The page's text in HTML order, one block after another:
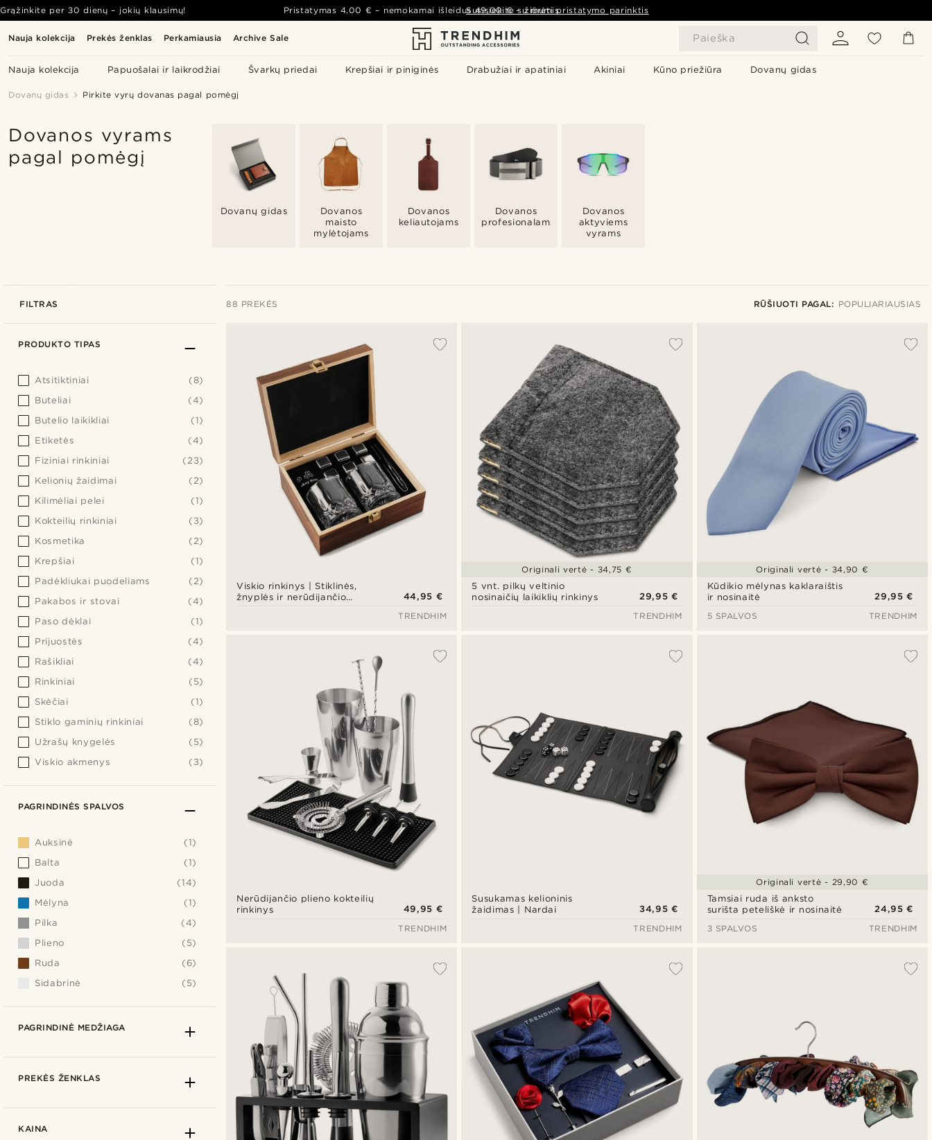
Nauja kolekcija Prekės ženklas Perkamiausia Archive Sale Paieška
Nauja kolekcija Papuošalai ir laikrodžiai Švarkų priedai Krepšiai ir piniginės Drabužiai ir apatiniai Akiniai Kūno priežiūra Dovanų gidas
Grąžinkite per 30 dienų – jokių klausimų! Pristatymas 4,00 € – nemokamai išleidus49,00 € – žiūrėti pristatymo parinktis
Susisiekite su mumis
Dovanų gidas Pirkite vyrų dovanas pagal pomėgį
Dovanos vyrams
pagal pomėgį
Dovanų gidas
Dovanos
maisto
mylėtojams
Dovanos
keliautojams
Dovanos
profesionalams
Dovanos
aktyviems
vyrams
FILTRAS 88 PREKĖS RŪŠIUOTI PAGAL: POPULIARIAUSIAS
Pigiausia
Brangiausia
Viskio rinkinys | Stiklinės,
žnyplės ir nerūdijančio
44,95 €
TRENDHIM
5 vnt. pilkų veltinio
nosinaičių laikiklių rinkinys
29,95 €
Originali vertė - 34,75 €
TRENDHIM
Kūdikio mėlynas kaklaraištis
ir nosinaitė
29,95 €
Originali vertė - 34,90 €
5 SPALVOS TRENDHIM
Nerūdijančio plieno kokteilių
rinkinys
49,95 €
TRENDHIM
Susukamas kelioninis
žaidimas | Nardai
34,95 €
TRENDHIM
Tamsiai ruda iš anksto
surišta peteliškė ir nosinaitė
24,95 €
Originali vertė - 29,90 €
3 SPALVOS TRENDHIM
PRODUKTO TIPAS
Atsitiktiniai
(8)
Buteliai
(4)
Butelio laikikliai
(1)
Etiketės
(4)
Fiziniai rinkiniai
(23)
Kelionių žaidimai
(2)
Kilimėliai pelei
(1)
Kokteilių rinkiniai
(3)
Kosmetika
(2)
Krepšiai
(1)
Padėkliukai puodeliams
(2)
Pakabos ir stovai
(4)
Paso dėklai
(1)
Prijuostės
(4)
Rašikliai
(4)
Rinkiniai
(5)
Skėčiai
(1)
Stiklo gaminių rinkiniai
(8)
Užrašų knygelės
(5)
Viskio akmenys
(3)
PAGRINDINĖS SPALVOS
Auksinė
(1)
Balta
(1)
Juoda
(14)
Mėlyna
(1)
Pilka
(4)
Plieno
(5)
Ruda
(6)
Sidabrinė
(5)
PAGRINDINĖ MEDŽIAGA
PREKĖS ŽENKLAS
KAINA